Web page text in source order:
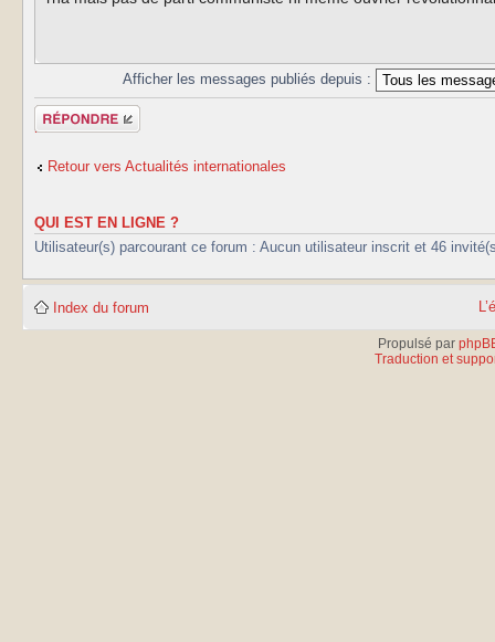
Afficher les messages publiés depuis :
Publier une
réponse
Retour vers Actualités internationales
QUI EST EN LIGNE ?
Utilisateur(s) parcourant ce forum : Aucun utilisateur inscrit et 46
Index du forum
Propulsé par
Traduction et